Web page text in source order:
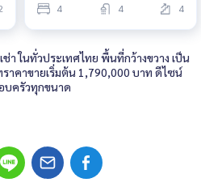
4 4 4
า ในทั่วประเทศไทย พื้นที่กว้างขวาง เป็น
าคาขายเริ่มต้น 1,790,000 บาท ดีไซน์
บครัวทุกขนาด